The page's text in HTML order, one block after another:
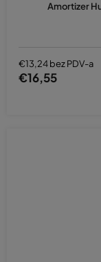
Amortizer
€13,24 bez PDV-a
€16,55